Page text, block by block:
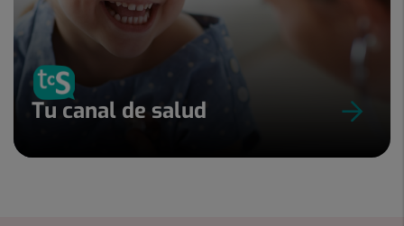
Tu canal de salud